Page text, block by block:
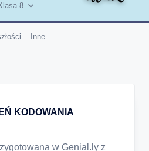
8
Inne
KODOWANIA
w Genial.ly z